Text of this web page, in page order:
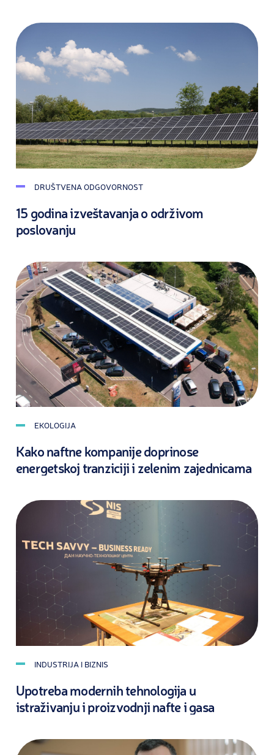
DRUŠTVENA ODGOVORNOST
15 godina izveštavanja o održivom
poslovanju
EKOLOGIJA
Kako naftne kompanije doprinose
energetskoj tranziciji i zelenim zajednicama
INDUSTRIJA I BIZNIS
Upotreba modernih tehnologija u
istraživanju i proizvodnji nafte i gasa